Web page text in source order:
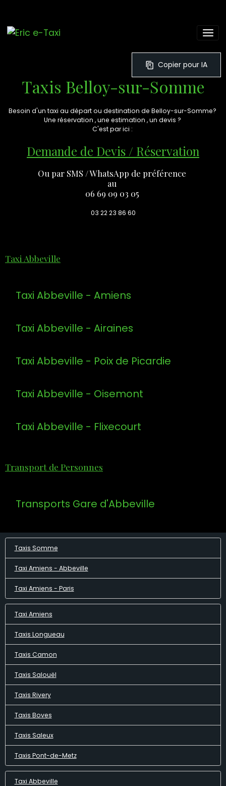
Copier pour IA
Taxis Belloy-sur-Somme
Besoin d'un taxi au départ ou destination de Belloy-sur-Somme?
Une réservation , une estimation , un devis ?
C'est par ici :
Demande de Devis / Réservation
Ou par SMS / WhatsApp de préférence
au
06 69 09 03 05
03 22 23 86 60
Taxi Abbeville
Taxi Abbeville - Amiens
Taxi Abbeville - Airaines
Taxi Abbeville - Poix de Picardie
Taxi Abbeville - Oisemont
Taxi Abbeville - Flixecourt
Transport de Personnes
Transports Gare d'Abbeville
Taxis Somme
Taxi Amiens - Abbeville
Taxi Amiens - Paris
Taxi Amiens
Taxis Longueau
Taxis Camon
Taxis Salouël
Taxis Rivery
Taxis Boves
Taxis Saleux
Taxis Pont-de-Metz
Taxi Abbeville